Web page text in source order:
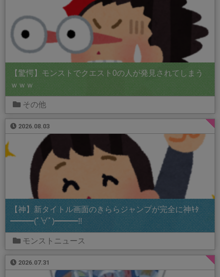
【驚愕】モンストでクエスト0の人が発見されてしまう
ｗｗｗ
その他
2026.08.03
【神】新タイトル画面のきららジャンプが完全に神ｷﾀ
━━━(ﾟ∀ﾟ)━━━!!
モンストニュース
2026.07.31